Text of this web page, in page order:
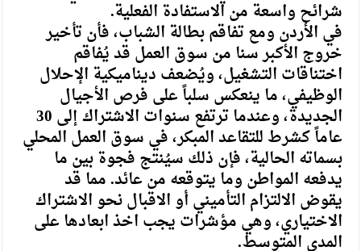
شرائح واسعة من الاستفادة الفعلية.
في الأردن ومع تفاقم بطالة الشباب، فأن تأخير
خروج الأكبر سنا من سوق العمل قد يُفاقم
اختناقات التشغيل، ويُضعف ديناميكية الإحلال
الوظيفي، ما ينعكس سلباً على فرص الأجيال
الجديدة، وعندما ترتفع سنوات الاشتراك إلى 30
عاماً كشرط للتقاعد المبكر، في سوق العمل المحلي
بسماته الحالية، فإن ذلك سيُنتج فجوة بين ما
يدفعه المواطن وما يتوقعه من عائد. مما قد
يقوض الالتزام التأميني أو الاقبال نحو الاشتراك
الاختياري، وهي مؤشرات يجب اخذ ابعادها على
المدى المتوسط.